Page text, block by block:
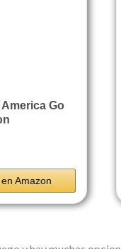
Go
Amazon